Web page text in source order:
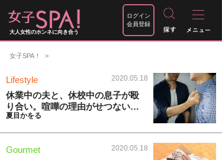
大人女性のホンネに向き合う
ログイン
会員登録
女子SPA！
Lifestyle 2020.05.18
休業中の夫と、休校中の息子が殴
り合い。喧嘩の理由がせつない…
夏目かをる
Gourmet 2020.05.18